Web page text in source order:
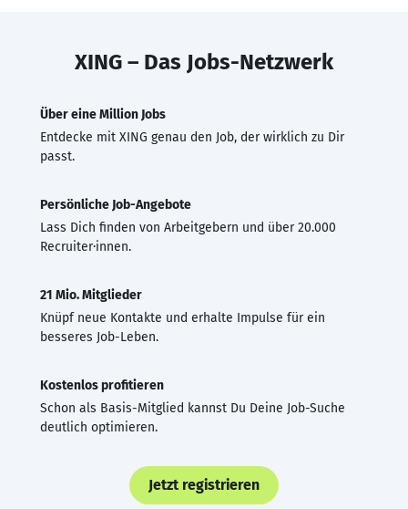
XING – Das Jobs-Netzwerk
Über eine Million Jobs
Entdecke mit XING genau den Job, der wirklich zu Dir
passt.
Persönliche Job-Angebote
Lass Dich finden von Arbeitgebern und über 20.000
Recruiter·innen.
21 Mio. Mitglieder
Knüpf neue Kontakte und erhalte Impulse für ein
besseres Job-Leben.
Kostenlos profitieren
Schon als Basis-Mitglied kannst Du Deine Job-Suche
deutlich optimieren.
Jetzt registrieren